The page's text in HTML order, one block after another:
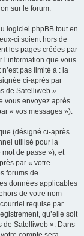
sur le forum.
logiciel phpBB tout en
ci soient hors de
les pages créées par
l’information que vous
pas limité à : la
ci-après par
de Satelliweb »
vous envoyez après
« vos messages »).
(désigné ci-après
utilisé pour la
de passe »), et
par « votre
forums de
données applicables
de votre nom
requise par
qu’elle soit
de Satelliweb ». Dans